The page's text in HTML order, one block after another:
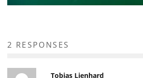
2 RESPONSES
Tobias Lienhard